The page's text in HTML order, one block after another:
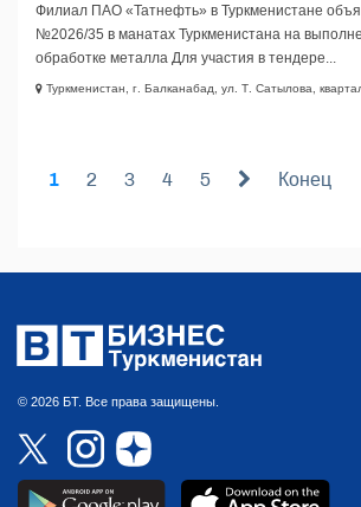
Филиал ПАО «Татнефть» в Туркменистане
№2026/35 в манатах Туркменистана на
обработке металла Для участия в тендере...
Туркменистан, г. Балканабад, ул. Т. Сатылова,
1 2 3 4 5 Конец
© 2026 БТ. Все права защищены.